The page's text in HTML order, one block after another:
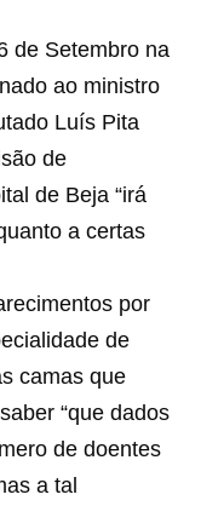
de Setembro na
ao ministro
Luís Pita
de
de Beja “irá
a certas
por
de
camas que
“que dados
de doentes
a tal